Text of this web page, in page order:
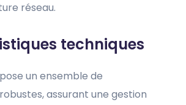
réseau.
techniques
un ensemble de
assurant une gestion